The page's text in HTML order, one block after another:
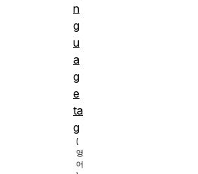
n
g
u
a
g
e
ta
g